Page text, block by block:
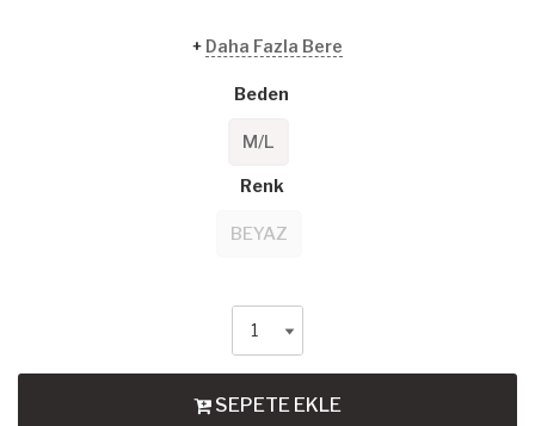
+ Daha Fazla Bere
Beden
M/L
Renk
BEYAZ
SEPETE EKLE